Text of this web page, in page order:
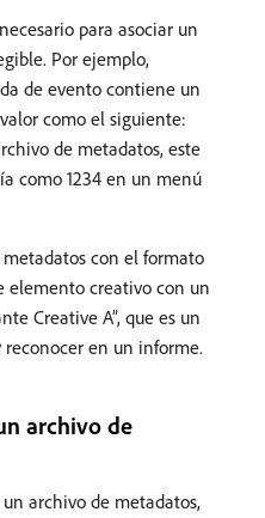
para asociar un
Por ejemplo,
de evento contiene un
como el siguiente:
de metadatos, este
como 1234 en un menú
con el formato
elemento creativo con un
Creative A”, que es un
en un informe.
archivo de
archivo de metadatos,